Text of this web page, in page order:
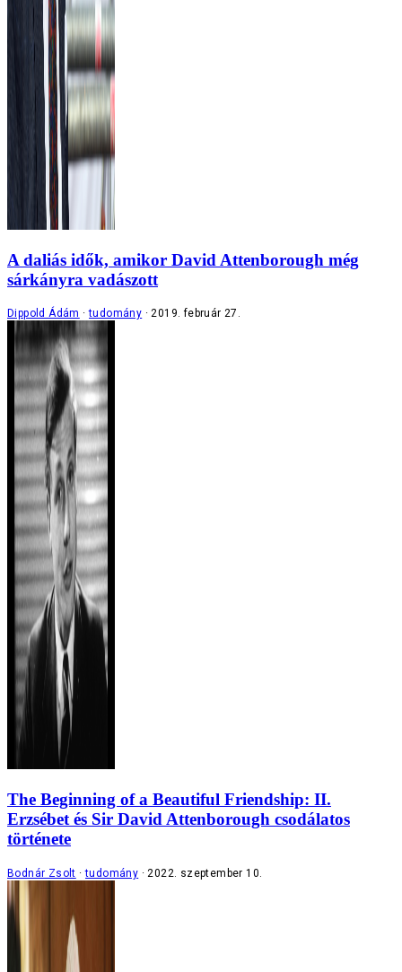
A daliás idők, amikor David Attenborough még
sárkányra vadászott
Dippold Ádám tudomány 2019. február 27.
The Beginning of a Beautiful Friendship: II.
Erzsébet és Sir David Attenborough csodálatos
története
Bodnár Zsolt tudomány 2022. szeptember 10.